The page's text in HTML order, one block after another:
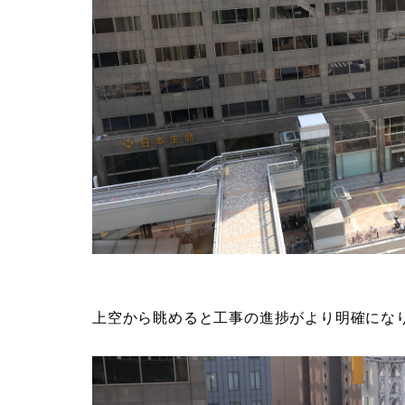
上空から眺めると工事の進捗がより明確にな